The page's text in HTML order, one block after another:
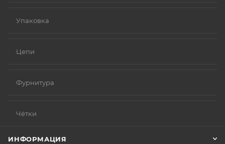
Упаковка
Цепи
Фурнитура
Чётки
ИНФОРМАЦИЯ